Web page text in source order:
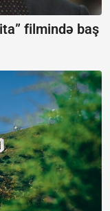
filmində baş